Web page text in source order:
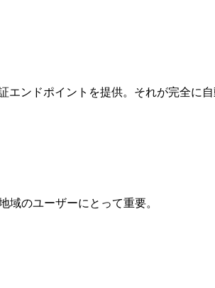
ンドポイントを提供。それが完全に
のユーザーにとって重要。